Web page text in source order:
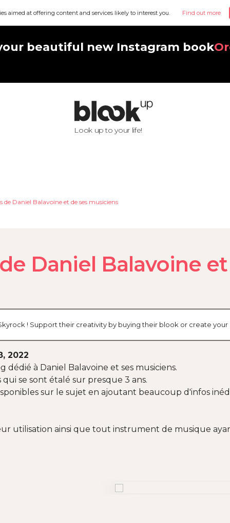
aimed at offering content and services likely to interest you. Find out more
beautiful new Instagram book
Look up to your life!
de Daniel Balavoine et de ses musiciens
Daniel Balavoine
! Support their creativity by buying their blook or create
2022
à Daniel Balavoine et ses musiciens.
se sont étalé sur presque 3 ans.
sur le sujet en ajoutant beaucoup d'infos
utilisation ainsi que tout instrument de musique